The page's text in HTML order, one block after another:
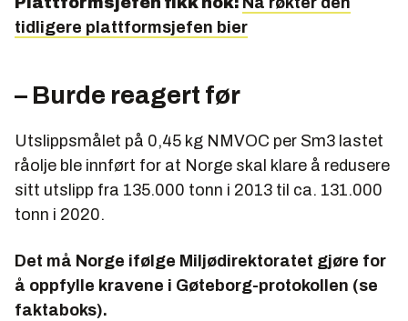
tidligere plattformsjefen bier
– Burde reagert før
Utslippsmålet på 0,45 kg NMVOC per Sm3 lastet
råolje ble innført for at Norge skal klare å redusere
sitt utslipp fra 135.000 tonn i 2013 til ca. 131.000
tonn i 2020.
Det må Norge ifølge Miljødirektoratet gjøre for
å oppfylle kravene i Gøteborg-protokollen (se
faktaboks).